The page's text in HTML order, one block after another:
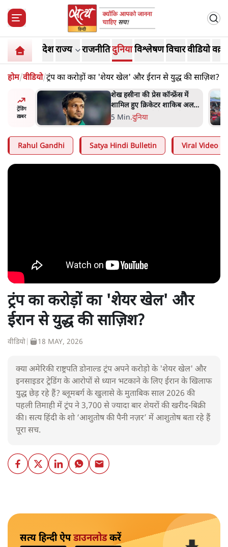
देशराज्य राजनीतिदुनियाविश्लेषणविचारवीडियो
होम/वीडियो/ट्रंप का करोड़ों का 'शेयर खेल' और ईरान से युद्ध की साज़िश?
ट्रेंडिंग
ख़बर
अल
से हमला
झारखंड के आंदोलनकारी छात्रों ने
दबाव बढ़ाया, सीएम हेमंत सोरेन का
इस्तीफा मांगा, 10 को घेरेंगे
4 Min.झारखंड
Rahul Gandhi Satya Hindi Bulletin Viral Video
ट्रंप का करोड़ों का 'शेयर खेल' और
ईरान से युद्ध की साज़िश?
वीडियो 18 MAY, 2026
क्या अमेरिकी राष्ट्रपति डोनाल्ड ट्रंप अपने करोड़ो के 'शेयर खेल' और
इनसाइडर ट्रेडिंग के आरोपों से ध्यान भटकाने के लिए ईरान के खिलाफ
युद्ध छेड़ रहे हैं? ब्लूमबर्ग के खुलासे के मुताबिक साल 2026 की
पहली तिमाही में ट्रंप ने 3,700 से ज्यादा बार शेयरों की खरीद-बिक्री
की। सत्य हिंदी के शो ‘आशुतोष की पैनी नज़र’ में आशुतोष बता रहे हैं
पूरा सच.
सत्य हिन्दी ऐपडाउनलोडकरें